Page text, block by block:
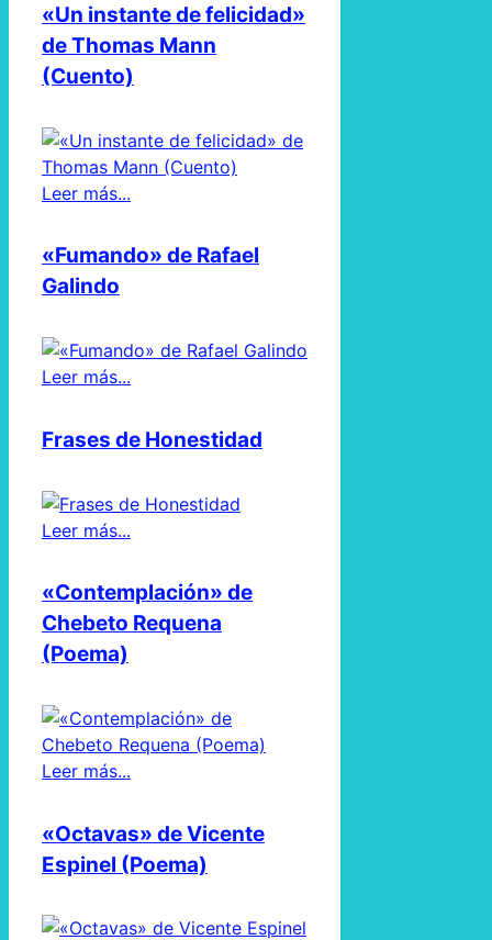
«Un instante de felicidad»
de Thomas Mann
(Cuento)
Leer más...
«Fumando» de Rafael
Galindo
Leer más...
Frases de Honestidad
Leer más...
«Contemplación» de
Chebeto Requena
(Poema)
Leer más...
«Octavas» de Vicente
Espinel (Poema)